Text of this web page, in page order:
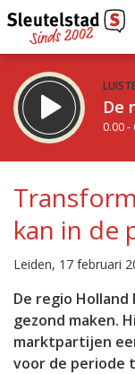
De
0.00 -
De ochtend
6.00 - 12.00 uur
Vorig uur
Inklappen
kan in de
Leiden, 17 februari
De regio
gezond maken.
marktpartijen
voor de periode